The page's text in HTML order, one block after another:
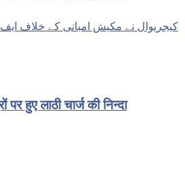
पर हुए लाठी चार्ज की निन्दा